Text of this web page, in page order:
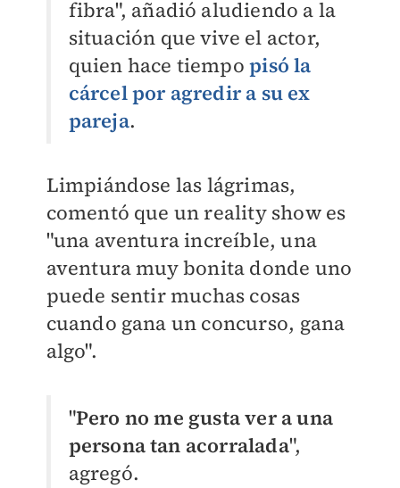
fibra", añadió aludiendo a la
situación que vive el actor,
quien hace tiempopisó la
cárcel por agredir a su ex
pareja.
Limpiándose las lágrimas,
comentó que un reality show es
"una aventura increíble, una
aventura muy bonita donde uno
puede sentir muchas cosas
cuando gana un concurso, gana
algo".
"Pero no me gusta ver a una
persona tan acorralada",
agregó.